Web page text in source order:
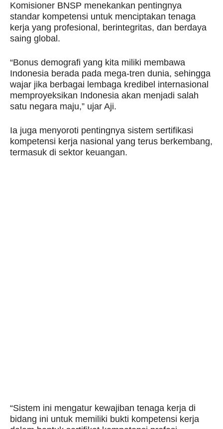
Komisioner BNSP menekankan pentingnya
standar kompetensi untuk menciptakan tenaga
kerja yang profesional, berintegritas, dan berdaya
saing global.
“Bonus demografi yang kita miliki membawa
Indonesia berada pada mega-tren dunia, sehingga
wajar jika berbagai lembaga kredibel internasional
memproyeksikan Indonesia akan menjadi salah
satu negara maju,” ujar Aji.
Ia juga menyoroti pentingnya sistem sertifikasi
kompetensi kerja nasional yang terus berkembang,
termasuk di sektor keuangan.
“Sistem ini mengatur kewajiban tenaga kerja di
bidang ini untuk memiliki bukti kompetensi kerja